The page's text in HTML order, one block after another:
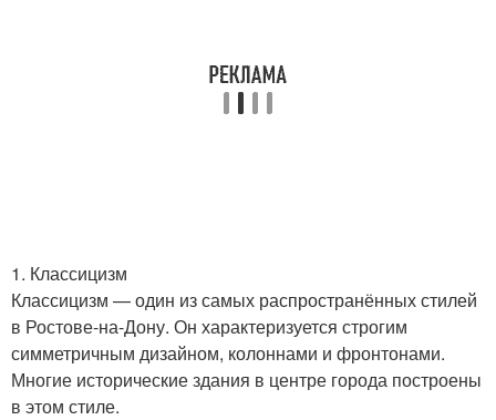
1. Классицизм
Классицизм — один из самых распространённых стилей
в Ростове-на-Дону. Он характеризуется строгим
симметричным дизайном, колоннами и фронтонами.
Многие исторические здания в центре города построены
в этом стиле.